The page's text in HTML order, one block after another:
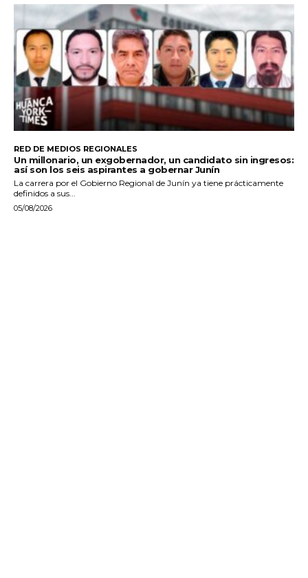
RED DE MEDIOS REGIONALES
Un millonario, un exgobernador, un candidato sin ingresos:
así son los seis aspirantes a gobernar Junín
La carrera por el Gobierno Regional de Junín ya tiene prácticamente
definidos a sus...
05/08/2026